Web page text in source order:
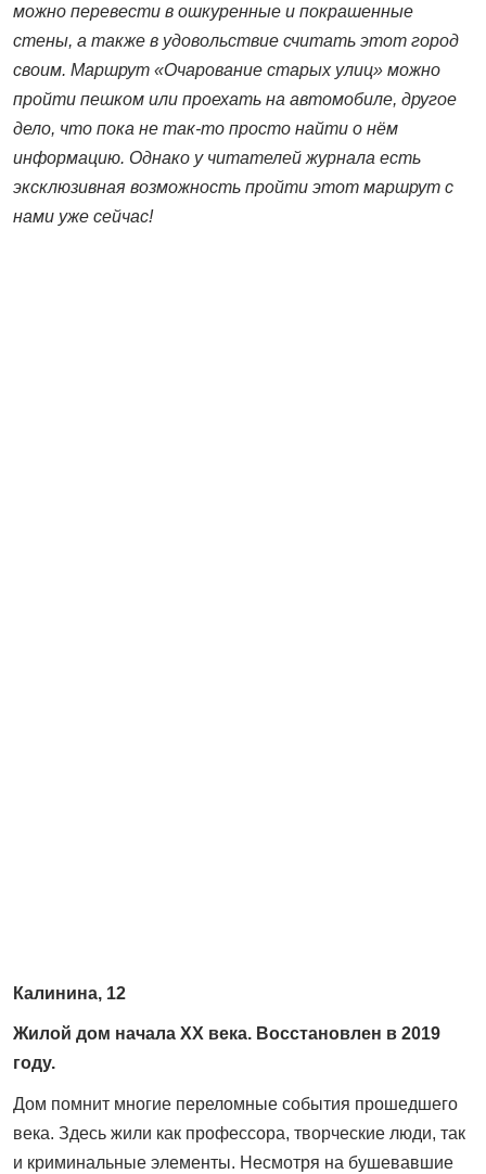
можно перевести в ошкуренные и покрашенные
стены, а также в удовольствие считать этот город
своим. Маршрут «Очарование старых улиц» можно
пройти пешком или проехать на автомобиле, другое
дело, что пока не так-то просто найти о нём
информацию. Однако у читателей журнала есть
эксклюзивная возможность пройти этот маршрут с
нами уже сейчас!
Калинина, 12
Жилой дом начала XX века. Восстановлен в 2019
году.
Дом помнит многие переломные события прошедшего
века. Здесь жили как профессора, творческие люди, так
и криминальные элементы. Несмотря на бушевавшие